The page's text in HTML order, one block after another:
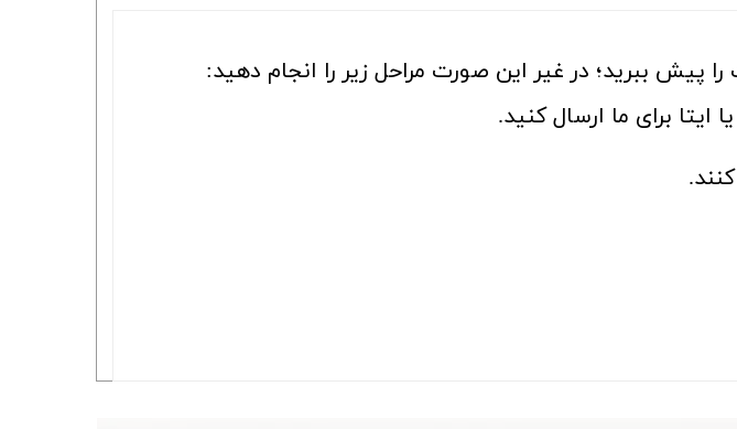
پیش ببرید؛ در غیر این صورت مراحل زیر را انجام دهید:
ایتا برای ما ارسال کنید.